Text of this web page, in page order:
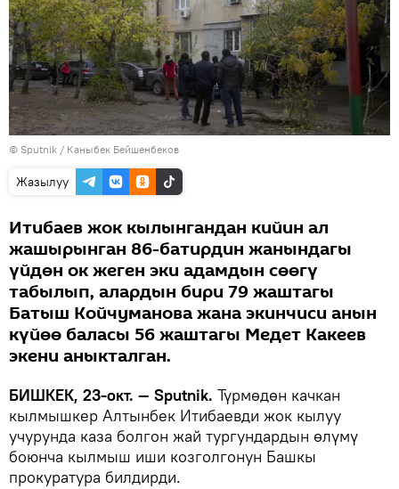
© Sputnik / Каныбек Бейшенбеков
Жазылуу
Итибаев жок кылынгандан кийин ал
жашырынган 86-батирдин жанындагы
үйдөн ок жеген эки адамдын сөөгү
табылып, алардын бири 79 жаштагы
Батыш Койчуманова жана экинчиси анын
күйөө баласы 56 жаштагы Медет Какеев
экени аныкталган.
БИШКЕК, 23-окт. — Sputnik. Түрмөдөн качкан
кылмышкер Алтынбек Итибаевди жок кылуу
учурунда каза болгон жай тургундардын өлүмү
боюнча кылмыш иши козголгонун Башкы
прокуратура билдирди.